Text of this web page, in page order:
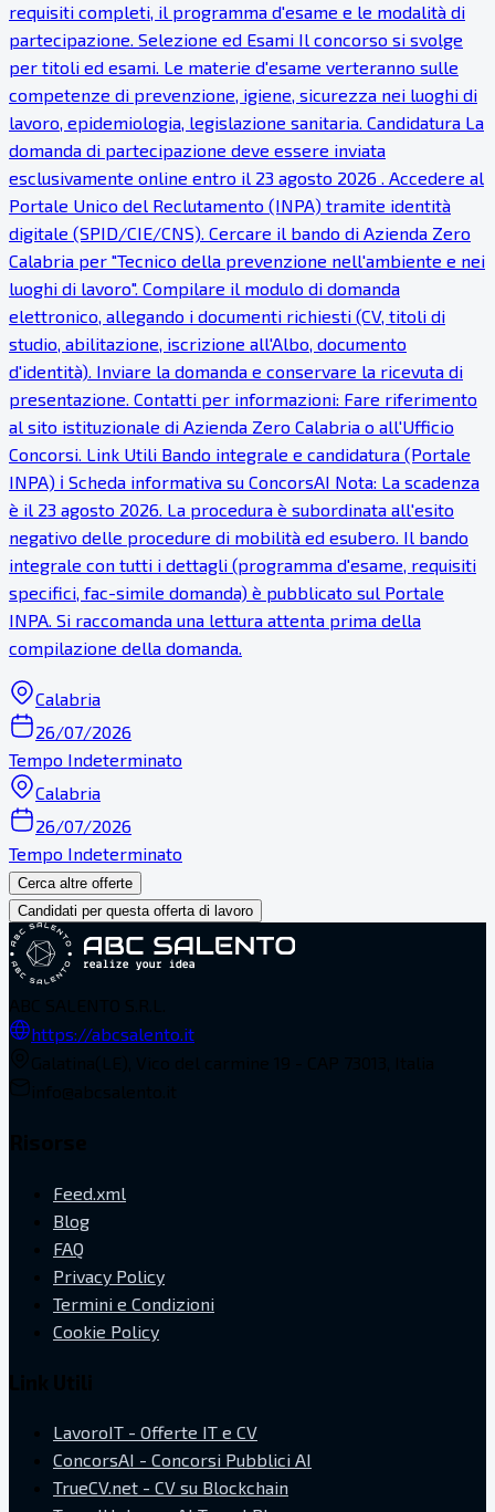
requisiti completi, il programma d'esame e le modalità di
partecipazione. Selezione ed Esami Il concorso si svolge
per titoli ed esami. Le materie d'esame verteranno sulle
competenze di prevenzione, igiene, sicurezza nei luoghi di
lavoro, epidemiologia, legislazione sanitaria. Candidatura La
domanda di partecipazione deve essere inviata
esclusivamente online entro il 23 agosto 2026 . Accedere al
Portale Unico del Reclutamento (INPA) tramite identità
digitale (SPID/CIE/CNS). Cercare il bando di Azienda Zero
Calabria per "Tecnico della prevenzione nell'ambiente e nei
luoghi di lavoro". Compilare il modulo di domanda
elettronico, allegando i documenti richiesti (CV, titoli di
studio, abilitazione, iscrizione all'Albo, documento
d'identità). Inviare la domanda e conservare la ricevuta di
presentazione. Contatti per informazioni: Fare riferimento
al sito istituzionale di Azienda Zero Calabria o all'Ufficio
Concorsi. Link Utili Bando integrale e candidatura (Portale
INPA) ℹ Scheda informativa su ConcorsAI Nota: La scadenza
è il 23 agosto 2026. La procedura è subordinata all'esito
negativo delle procedure di mobilità ed esubero. Il bando
integrale con tutti i dettagli (programma d'esame, requisiti
specifici, fac-simile domanda) è pubblicato sul Portale
INPA. Si raccomanda una lettura attenta prima della
compilazione della domanda.
Calabria
26/07/2026
Tempo Indeterminato
Calabria
26/07/2026
Tempo Indeterminato
Cerca altre offerte
Candidati per questa offerta di lavoro
https://abcsalento.it
Feed.xml
Blog
FAQ
Privacy Policy
Termini e Condizioni
Cookie Policy
LavoroIT - Offerte IT e CV
ConcorsAI - Concorsi Pubblici AI
TrueCV.net - CV su Blockchain